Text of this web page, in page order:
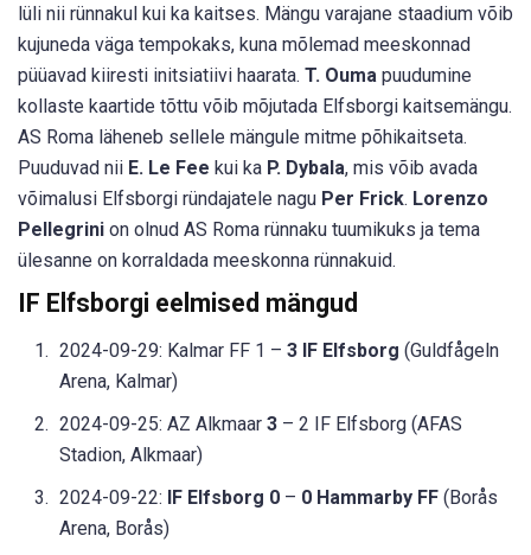
lüli nii rünnakul kui ka kaitses. Mängu varajane staadium võib
kujuneda väga tempokaks, kuna mõlemad meeskonnad
püüavad kiiresti initsiatiivi haarata. T. Ouma puudumine
kollaste kaartide tõttu võib mõjutada Elfsborgi kaitsemängu.
AS Roma läheneb sellele mängule mitme põhikaitseta.
Puuduvad nii E. Le Fee kui ka P. Dybala, mis võib avada
võimalusi Elfsborgi ründajatele nagu Per Frick. Lorenzo
Pellegrini on olnud AS Roma rünnaku tuumikuks ja tema
ülesanne on korraldada meeskonna rünnakuid.
IF Elfsborgi eelmised mängud
2024-09-29: Kalmar FF 1 – 3 IF Elfsborg (Guldfågeln
Arena, Kalmar)
2024-09-25: AZ Alkmaar 3 – 2 IF Elfsborg (AFAS
Stadion, Alkmaar)
2024-09-22: IF Elfsborg 0 – 0 Hammarby FF (Borås
Arena, Borås)